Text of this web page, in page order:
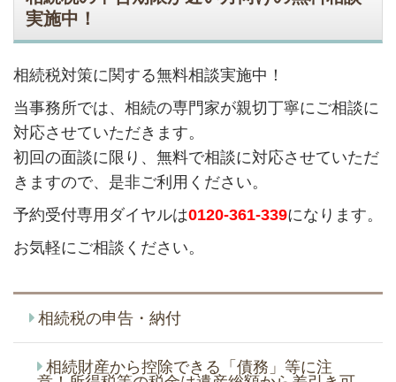
実施中！
相続税対策に関する無料相談実施中！
当事務所では、相続の専門家が親切丁寧にご相談に
対応させていただきます。
初回の面談に限り、無料で相談に対応させていただ
きますので、是非ご利用ください。
予約受付専用ダイヤルは0120-361-339になります。
お気軽にご相談ください。
相続税の申告・納付
相続財産から控除できる「債務」等に注